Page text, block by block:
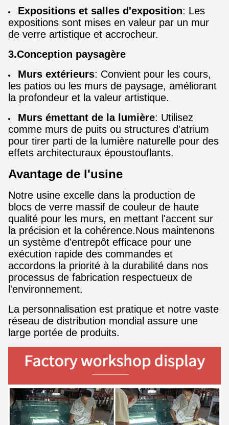
Expositions et salles d'exposition: Les
expositions sont mises en valeur par un mur
de verre artistique et accrocheur.
3.Conception paysagère
Murs extérieurs: Convient pour les cours,
les patios ou les murs de paysage, améliorant
la profondeur et la valeur artistique.
Murs émettant de la lumière: Utilisez
comme murs de puits ou structures d'atrium
pour tirer parti de la lumière naturelle pour des
effets architecturaux époustouflants.
Avantage de l'usine
Notre usine excelle dans la production de
blocs de verre massif de couleur de haute
qualité pour les murs, en mettant l'accent sur
la précision et la cohérence.Nous maintenons
un système d'entrepôt efficace pour une
exécution rapide des commandes et
accordons la priorité à la durabilité dans nos
processus de fabrication respectueux de
l'environnement.
La personnalisation est pratique et notre vaste
réseau de distribution mondial assure une
large portée de produits.